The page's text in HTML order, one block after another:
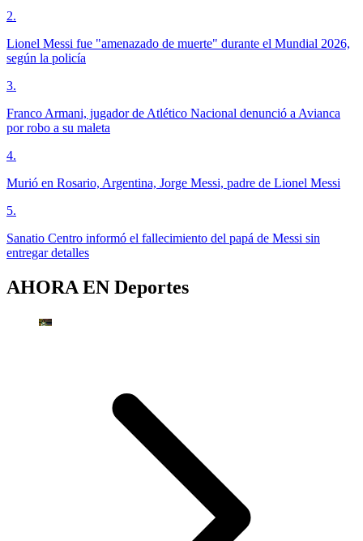
2.
Lionel Messi fue "amenazado de muerte" durante el Mundial 2026,
según la policía
3.
Franco Armani, jugador de Atlético Nacional denunció a Avianca
por robo a su maleta
4.
Murió en Rosario, Argentina, Jorge Messi, padre de Lionel Messi
5.
Sanatio Centro informó el fallecimiento del papá de Messi sin
entregar detalles
AHORA EN Deportes